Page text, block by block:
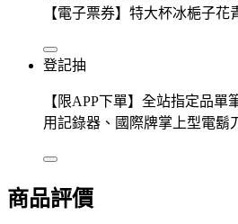
【電子票券】特大杯冰梔子花
登記抽
【限APP下單】全站指定品單
用記錄器、國際牌掌上型電鬍
商品評價